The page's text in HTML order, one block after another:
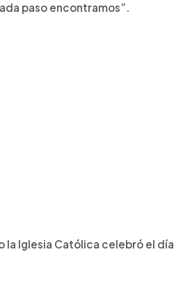
paso encontramos”.
la Iglesia Católica celebró el día